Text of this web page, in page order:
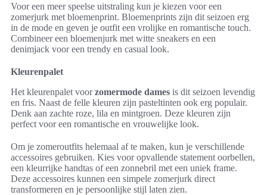
Voor een meer speelse uitstraling kun je kiezen voor een
zomerjurk met bloemenprint. Bloemenprints zijn dit seizoen erg
in de mode en geven je outfit een vrolijke en romantische touch.
Combineer een bloemenjurk met witte sneakers en een
denimjack voor een trendy en casual look.
Kleurenpalet
Het kleurenpalet voorzomermode dames is dit seizoen levendig
en fris. Naast de felle kleuren zijn pasteltinten ook erg populair.
Denk aan zachte roze, lila en mintgroen. Deze kleuren zijn
perfect voor een romantische en vrouwelijke look.
Om je zomeroutfits helemaal af te maken, kun je verschillende
accessoires gebruiken. Kies voor opvallende statement oorbellen,
een kleurrijke handtas of een zonnebril met een uniek frame.
Deze accessoires kunnen een simpele zomerjurk direct
transformeren en je persoonlijke stijl laten zien.